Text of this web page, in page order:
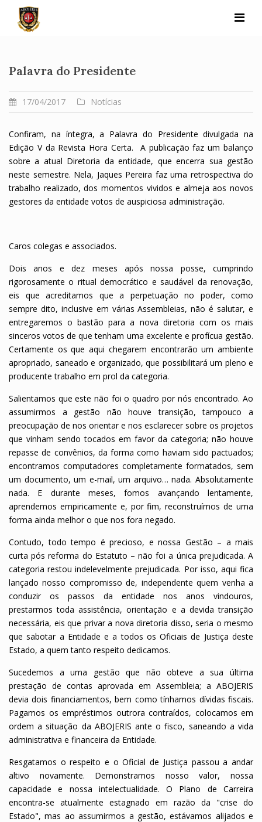
content
Palavra do Presidente
17/04/2017 Notícias
Confiram, na íntegra, a Palavra do Presidente divulgada na
Edição V da Revista Hora Certa. A publicação faz um balanço
sobre a atual Diretoria da entidade, que encerra sua gestão
neste semestre. Nela, Jaques Pereira faz uma retrospectiva do
trabalho realizado, dos momentos vividos e almeja aos novos
gestores da entidade votos de auspiciosa administração.
Caros colegas e associados.
Dois anos e dez meses após nossa posse, cumprindo
rigorosamente o ritual democrático e saudável da renovação,
eis que acreditamos que a perpetuação no poder, como
sempre dito, inclusive em várias Assembleias, não é salutar, e
entregaremos o bastão para a nova diretoria com os mais
sinceros votos de que tenham uma excelente e profícua gestão.
Certamente os que aqui chegarem encontrarão um ambiente
apropriado, saneado e organizado, que possibilitará um pleno e
producente trabalho em prol da categoria.
Salientamos que este não foi o quadro por nós encontrado. Ao
assumirmos a gestão não houve transição, tampouco a
preocupação de nos orientar e nos esclarecer sobre os projetos
que vinham sendo tocados em favor da categoria; não houve
repasse de convênios, da forma como haviam sido pactuados;
encontramos computadores completamente formatados, sem
um documento, um e-mail, um arquivo… nada. Absolutamente
nada. E durante meses, fomos avançando lentamente,
aprendemos empiricamente e, por fim, reconstruímos de uma
forma ainda melhor o que nos fora negado.
Contudo, todo tempo é precioso, e nossa Gestão – a mais
curta pós reforma do Estatuto – não foi a única prejudicada. A
categoria restou indelevelmente prejudicada. Por isso, aqui fica
lançado nosso compromisso de, independente quem venha a
conduzir os passos da entidade nos anos vindouros,
prestarmos toda assistência, orientação e a devida transição
necessária, eis que privar a nova diretoria disso, seria o mesmo
que sabotar a Entidade e a todos os Oficiais de Justiça deste
Estado, a quem tanto respeito dedicamos.
Sucedemos a uma gestão que não obteve a sua última
prestação de contas aprovada em Assembleia; a ABOJERIS
devia dois financiamentos, bem como tínhamos dívidas fiscais.
Pagamos os empréstimos outrora contraídos, colocamos em
ordem a situação da ABOJERIS ante o fisco, saneando a vida
administrativa e financeira da Entidade.
Resgatamos o respeito e o Oficial de Justiça passou a andar
altivo novamente. Demonstramos nosso valor, nossa
capacidade e nossa intelectualidade. O Plano de Carreira
encontra-se atualmente estagnado em razão da "crise do
Estado", mas ao assumirmos a gestão, estávamos alijados e